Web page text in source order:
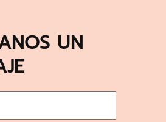
UN